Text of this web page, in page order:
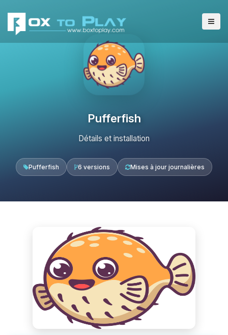
Pufferfish
Détails et installation
Pufferfish 6 versions Mises à jour journalières